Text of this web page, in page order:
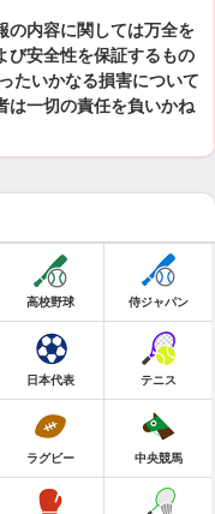
の内容に関しては万全を
び安全性を保証するもの
たいかなる損害について
は一切の責任を負いかね
高校野球 侍ジャパン
日本代表 テニス
ラグビー 中央競馬